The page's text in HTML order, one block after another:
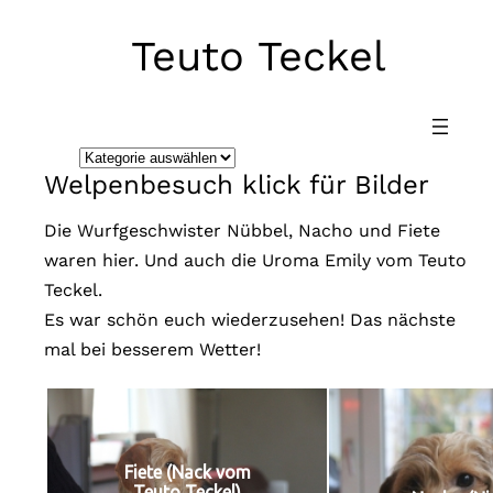
Teuto Teckel
K
a
g
o
e
n
Welpenbesuch klick für Bilder
Die Wurfgeschwister Nübbel, Nacho und Fiete
waren hier. Und auch die Uroma Emily vom Teuto
Teckel.
Es war schön euch wiederzusehen! Das nächste
mal bei besserem Wetter!
Fiete (Nack vom